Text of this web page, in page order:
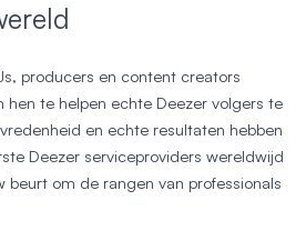
producers en content creators
hen te helpen echte Deezer volgers te
en echte resultaten hebben
Deezer serviceproviders wereldwijd
beurt om de rangen van professionals